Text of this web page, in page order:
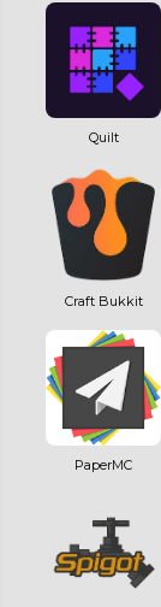
Quilt
Craft Bukkit
PaperMC